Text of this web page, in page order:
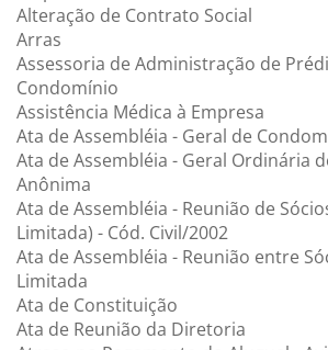
Alteração de Contrato Social
Arras
Assessoria de Administração de
Condomínio
Assistência Médica à Empresa
Ata de Assembléia - Geral de
Ata de Assembléia - Geral Ordinária
Anônima
Ata de Assembléia - Reunião de
Limitada) - Cód. Civil/2002
Ata de Assembléia - Reunião entre
Limitada
Ata de Constituição
Ata de Reunião da Diretoria